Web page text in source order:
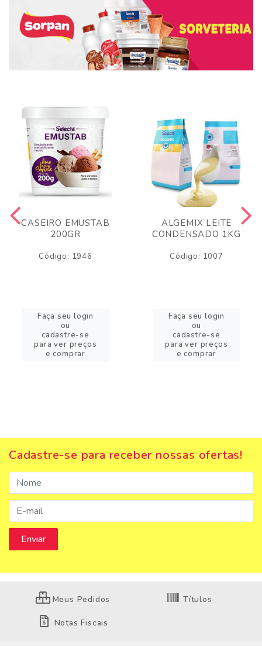
CASEIRO EMUSTAB
200GR
Código: 1946
Faça seu login
ou
cadastre-se
para ver preços
e comprar
ALGEMIX LEITE
CONDENSADO 1KG
Código: 1007
Faça seu login
ou
cadastre-se
para ver preços
e comprar
Cadastre-se para receber nossas ofertas!
Meus Pedidos Títulos
Notas Fiscais